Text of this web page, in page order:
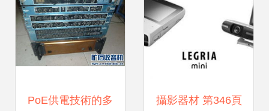
PoE供電技術的多 攝影器材 第346頁